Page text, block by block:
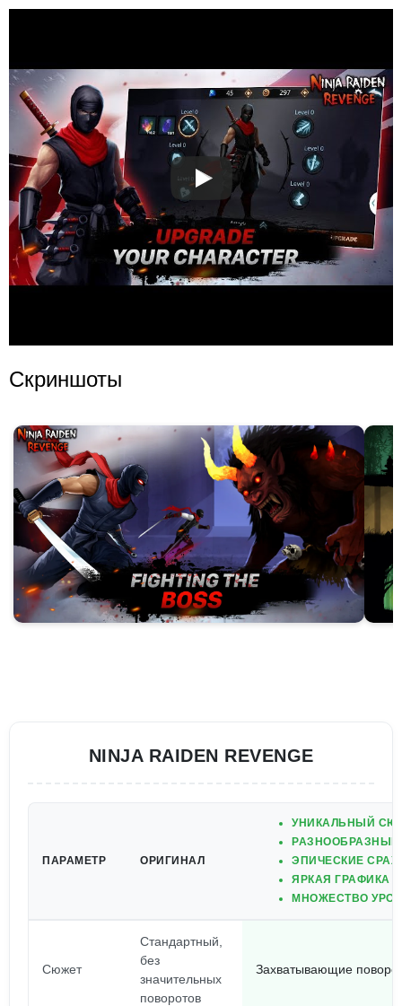
Скриншоты
NINJA RAIDEN REVENGE
ПАРАМЕТР ОРИГИНАЛ
УНИКАЛЬНЫЙ
ЭПИЧЕСКИЕ
ЯРКАЯ ГРАФИКА
МНОЖЕСТВО
Сюжет
Стандартный,
без
значительных
поворотов
Захватывающие